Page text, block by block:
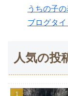
うちの子
ブログタ
人気の投